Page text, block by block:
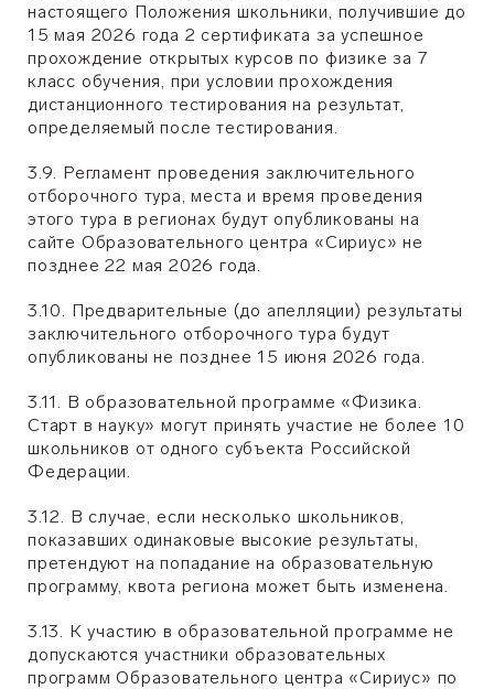
настоящего Положения школьники, получившие до
15 мая 2026 года 2 сертификата за успешное
прохождение открытых курсов по физике за 7
класс обучения, при условии прохождения
дистанционного тестирования на результат,
определяемый после тестирования.
3.9. Регламент проведения заключительного
отборочного тура, места и время проведения
этого тура в регионах будут опубликованы на
сайте Образовательного центра «Сириус» не
позднее 22 мая 2026 года.
3.10. Предварительные (до апелляции) результаты
заключительного отборочного тура будут
опубликованы не позднее 15 июня 2026 года.
3.11. В образовательной программе «Физика.
Старт в науку» могут принять участие не более 10
школьников от одного субъекта Российской
Федерации.
3.12. В случае, если несколько школьников,
показавших одинаковые высокие результаты,
претендуют на попадание на образовательную
программу, квота региона может быть изменена.
3.13. К участию в образовательной программе не
допускаются участники образовательных
программ Образовательного центра «Сириус» по